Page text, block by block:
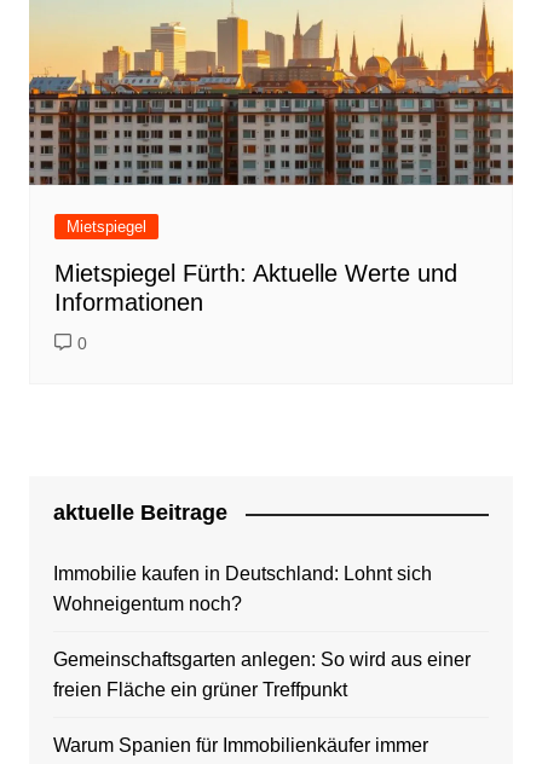
Mietspiegel
Mietspiegel Fürth: Aktuelle Werte und
Informationen
0
aktuelle Beitrage
Immobilie kaufen in Deutschland: Lohnt sich
Wohneigentum noch?
Gemeinschaftsgarten anlegen: So wird aus einer
freien Fläche ein grüner Treffpunkt
Warum Spanien für Immobilienkäufer immer